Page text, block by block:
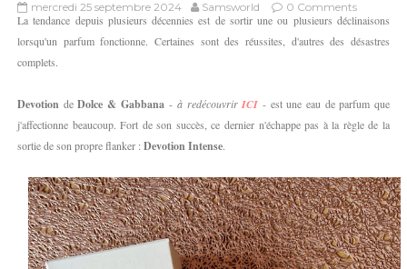
mercredi 25 septembre 2024 Samsworld 0 Comments
La tendance depuis plusieurs décennies est de sortir une ou plusieurs déclinaisons
lorsqu'un parfum fonctionne. Certaines sont des réussites, d'autres des désastres
complets.
Devotion deDolce & Gabbana -à redécouvrirICI - est une eau de parfum que
j'affectionne beaucoup. Fort de son succès, ce dernier n'échappe pas à la règle de la
sortie de son propre flanker : Devotion Intense.